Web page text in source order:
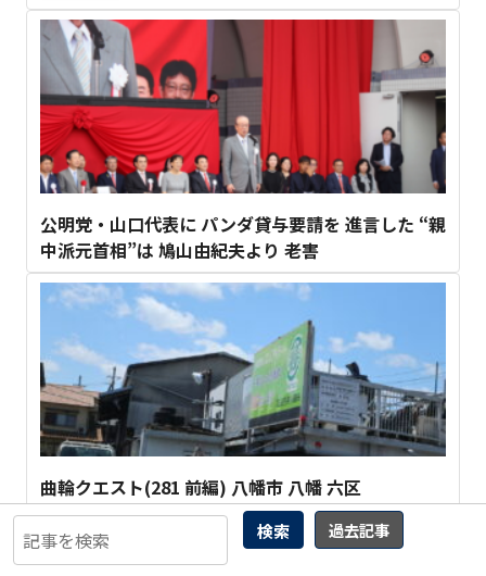
検索 過去記事
公明党・山口代表に パンダ貸与要請を 進言した “親
中派元首相”は 鳩山由紀夫より 老害
曲輪クエスト(281 前編) 八幡市 八幡 六区
35